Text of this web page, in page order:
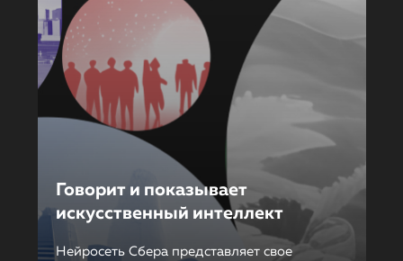
Говорит и показывает
искусственный интеллект
Нейросеть Сбера представляет свое